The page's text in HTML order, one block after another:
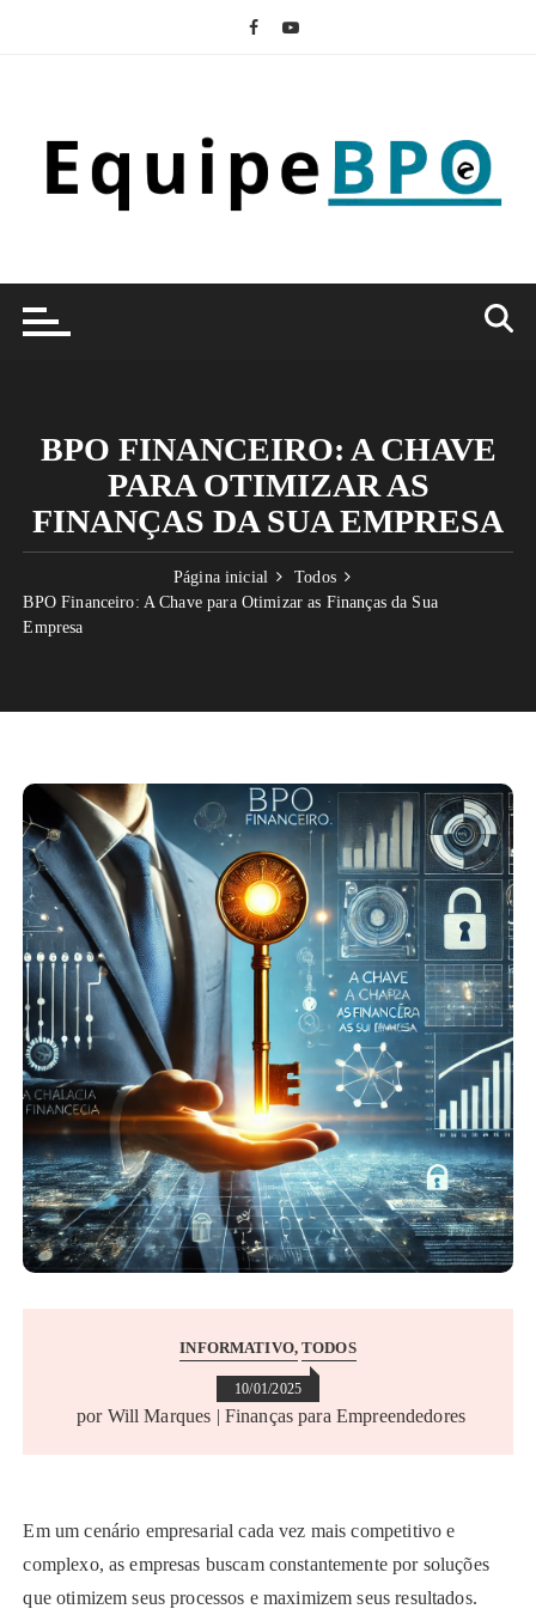
BPO FINANCEIRO: A CHAVE
PARA OTIMIZAR AS
FINANÇAS DA SUA EMPRESA
Página inicial
Todos
BPO Financeiro: A Chave para Otimizar as Finanças da Sua
Empresa
INFORMATIVO TODOS
10/01/2025
por Will Marques | Finanças para Empreendedores
Em um cenário empresarial cada vez mais competitivo e
complexo, as empresas buscam constantemente por soluções
que otimizem seus processos e maximizem seus resultados.